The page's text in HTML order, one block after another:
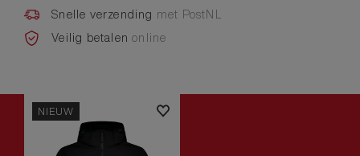
Snelle verzending met PostNL
Veilig betalenonline
NIEUW